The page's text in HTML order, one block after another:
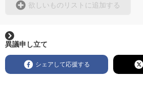
▶︎刺すように燃えるような眼差しは
[第2作品: 通常版.小説のみ.]
＜著者＞ 凛々風 猛 -リリカゼタケル
日本語版: https://amzn.asia/d/7GbUq3Z
欲しいものリストに追加する
異議申し立て
シェアして応援する